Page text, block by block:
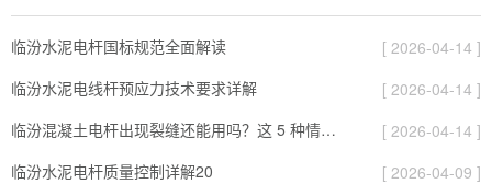
临汾水泥电杆国标规范全面解读
[ 2026-04-14 ]
临汾水泥电线杆预应力技术要求详解
[ 2026-04-14 ]
临汾混凝土电杆出现裂缝还能用吗？这 5 种情况要报废
[ 2026-04-14 ]
临汾水泥电杆质量控制详解20
[ 2026-04-09 ]